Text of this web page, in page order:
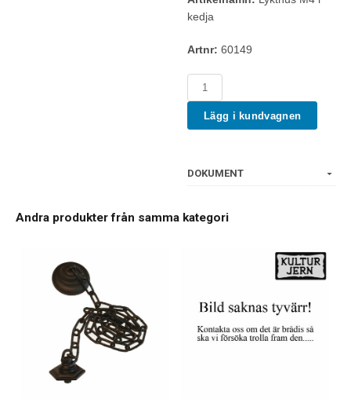
kedja
Artnr: 60149
Lägg i kundvagnen
DOKUMENT
Andra produkter från samma kategori